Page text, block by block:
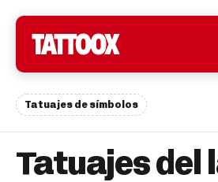
Tatuajes de símbolos
Tatuajes del